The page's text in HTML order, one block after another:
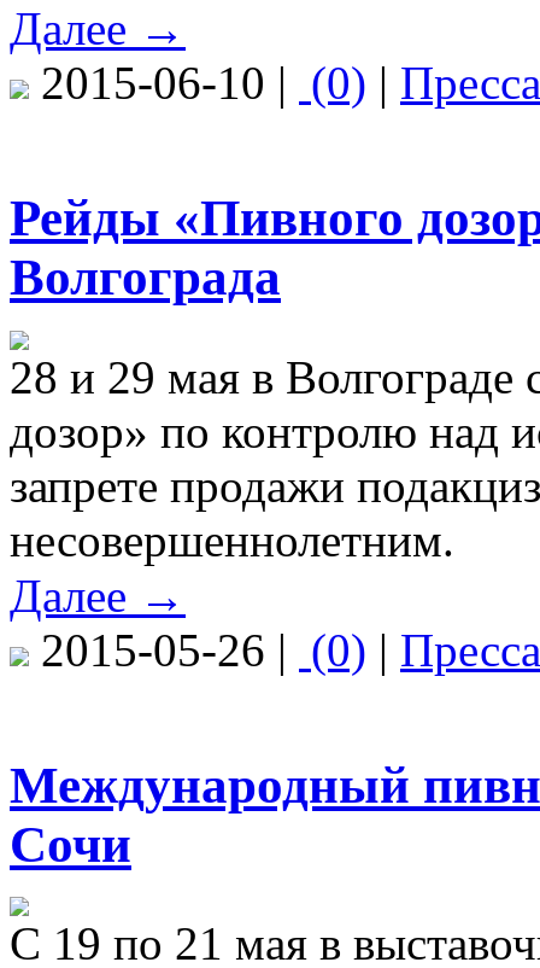
Далее →
2015-06-10 | (0) | Пресса
Рейды «Пивного
Волгограда
28 и 29 мая в
дозор» по контролю над
запрете продажи
несовершеннолетним.
Далее →
2015-05-26 | (0) | Пресса
Международный
Сочи
С 19 по 21 мая в